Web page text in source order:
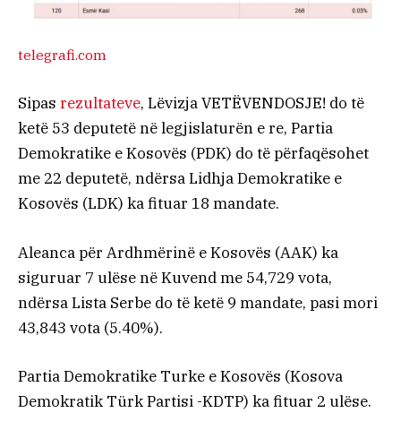
telegrafi.com
Sipas rezultateve, Lëvizja VETËVENDOSJE! do të
ketë 53 deputetë në legjislaturën e re, Partia
Demokratike e Kosovës (PDK) do të përfaqësohet
me 22 deputetë, ndërsa Lidhja Demokratike e
Kosovës (LDK) ka fituar 18 mandate.
Aleanca për Ardhmërinë e Kosovës (AAK) ka
siguruar 7 ulëse në Kuvend me 54,729 vota,
ndërsa Lista Serbe do të ketë 9 mandate, pasi mori
43,843 vota (5.40%).
Partia Demokratike Turke e Kosovës (Kosova
Demokratik Türk Partisi -KDTP) ka fituar 2 ulëse.